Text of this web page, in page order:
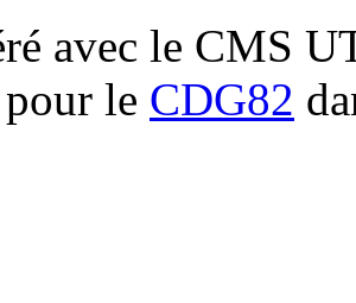
avec le CMS
pour le CDG82